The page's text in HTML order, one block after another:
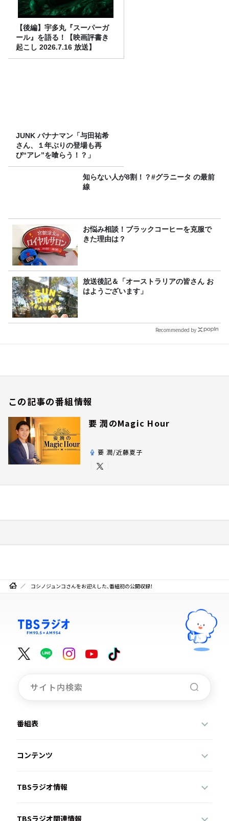
【後編】宇多丸『スーパーガ
ール』を語る！【映画評書き
起こし 2026.7.16 放送】
JUNK バナナマン「与田祐希
さん、１年ぶりの登場も再
び“アレ”を喰らう！？」
知らない人が8割！？#グラニータ の最前
線
お悩み相談！ブラックコーヒーを克服で
きた理由は？
放送後記＆「オーストラリアの皆さん お
はようございます」
Recommended by
この記事の番組情報
要 潤のMagic Hour
要 潤/近藤夏子
コシノジュンコさんをお迎えした、番組初の公開収録！
番組表
コンテンツ
TBSラジオ情報
TBSラジオ関連情報